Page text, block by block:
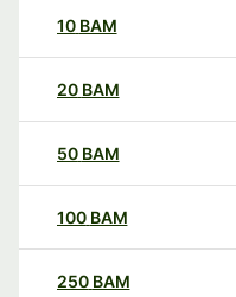
10 BAM
20 BAM
50 BAM
100 BAM
250 BAM